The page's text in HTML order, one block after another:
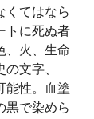
くてはなら
トに死ぬ者
、火、生命
文字、
能性。血塗
黒で染めら